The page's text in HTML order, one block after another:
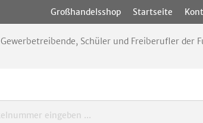
Großhandelsshop Startseite
Schüler und Freiberufler der